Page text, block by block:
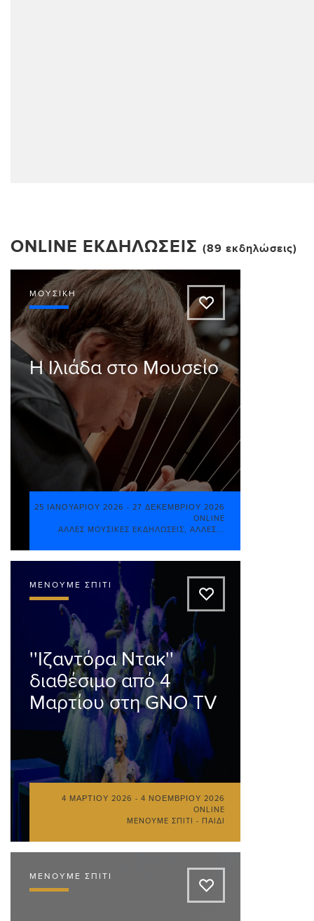
ONLINE ΕΚΔΗΛΏΣΕΙΣ (89 εκδηλώσεις)
ΜΟΥΣΙΚΉ
A
Η Ιλιάδα στο Μουσείο
25 ΙΑΝΟΥΑΡΊΟΥ 2026 - 27 ΔΕΚΕΜΒΡΊΟΥ 2026
ONLINE
ΆΛΛΕΣ ΜΟΥΣΙΚΈΣ ΕΚΔΗΛΏΣΕΙΣ
ΆΛΛΕΣ...
ΜΈΝΟΥΜΕ ΣΠΊΤΙ
A
''Ιζαντόρα Ντακ''
διαθέσιμο από 4
Μαρτίου στη GNO TV
4 ΜΑΡΤΊΟΥ 2026 - 4 ΝΟΕΜΒΡΊΟΥ 2026
ONLINE
ΜΈΝΟΥΜΕ ΣΠΊΤΙ - ΠΑΙΔΊ
ΜΈΝΟΥΜΕ ΣΠΊΤΙ
A